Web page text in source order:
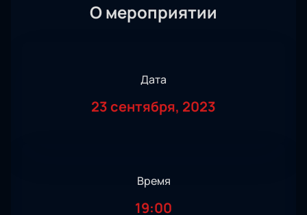
О мероприятии
Дата
23 сентября, 2023
Время
19:00